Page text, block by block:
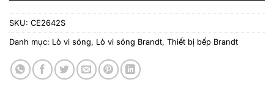
SKU: CE2642S
Danh mục: Lò vi sóng, Lò vi sóng Brandt, Thiết bị bếp Brandt